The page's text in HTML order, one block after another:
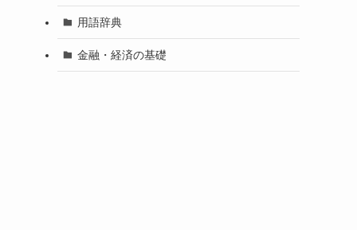
用語辞典
金融・経済の基礎